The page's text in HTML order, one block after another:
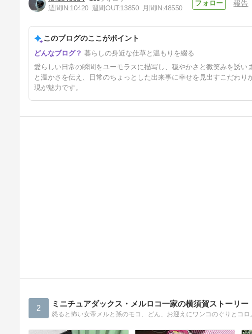
チコもひなも大好きな。
2日前
週間IN:10420 週間OUT:13850 月間IN:48550
報告
このブログのここがポイント
暮らしの身近な仕草と温もりを綴る
愛らしい日常の瞬間をユーモラスに描写し、穏やかさと微笑みを誘
と温かさを伝え、日常のちょっとした出来事に幸せを見出すこだわ
現が魅力です。
2 ミニチュアダックス・メルロコ一家の横須賀ストーリー
怒ると怖い女帝メルと孫のモコ、どん、お迎えにワンコのぐりとコロ